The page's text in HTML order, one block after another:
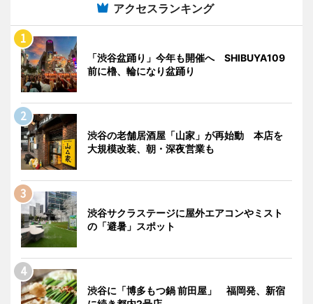
アクセスランキング
「渋谷盆踊り」今年も開催へ SHIBUYA109
前に櫓、輪になり盆踊り
渋谷の老舗居酒屋「山家」が再始動 本店を
大規模改装、朝・深夜営業も
渋谷サクラステージに屋外エアコンやミスト
の「避暑」スポット
渋谷に「博多もつ鍋 前田屋」 福岡発、新宿